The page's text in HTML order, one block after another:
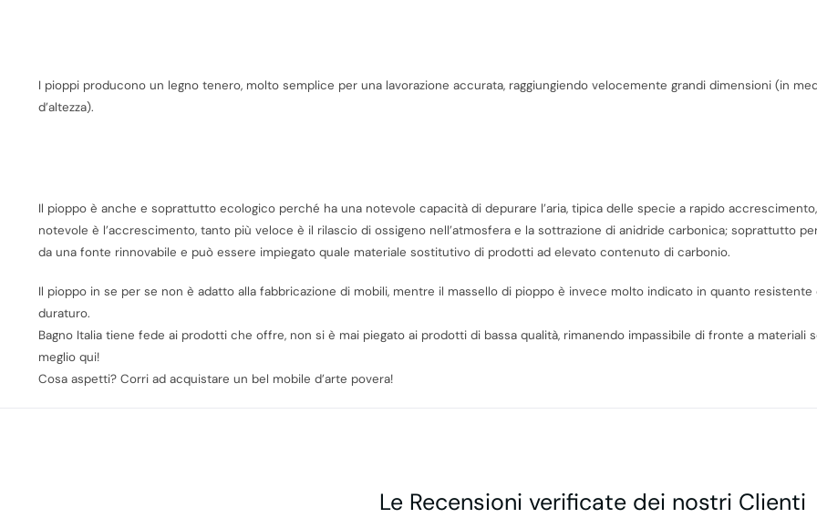
I pioppi producono un legno tenero, molto semplice per una lavorazione accurata, raggiungiendo velocemente grandi dimensioni (in
d’altezza).
Il pioppo è anche e soprattutto ecologico perché ha una notevole capacità di depurare l’aria, tipica delle specie a rapido
notevole è l’accrescimento, tanto più veloce è il rilascio di ossigeno nell’atmosfera e la sottrazione di anidride carbonica; soprattutto
da una fonte rinnovabile e può essere impiegato quale materiale sostitutivo di prodotti ad elevato contenuto di carbonio.
Il pioppo in se per se non è adatto alla fabbricazione di mobili, mentre il massello di pioppo è invece molto indicato in quanto
duraturo.
Bagno Italia tiene fede ai prodotti che offre, non si è mai piegato ai prodotti di bassa qualità, rimanendo impassibile di fronte a materiali
meglio qui!
Cosa aspetti? Corri ad acquistare un bel mobile d’arte povera!
Le Recensioni verificate dei nostri Clienti